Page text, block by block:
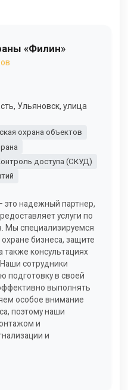
«Филин»
Ульяновск, улица
охрана объектов
доступа (СКУД)
это надежный партнер,
услуги по
Мы специализируемся
бизнеса, защите
также консультациях
сотрудники
подготовку в своей
выполнять
особое внимание
поэтому наши
и
и